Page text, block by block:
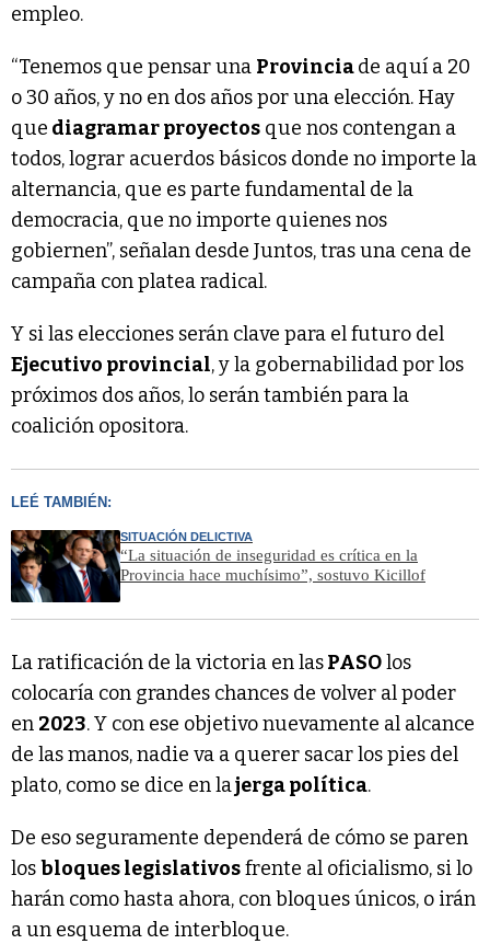
empleo.
“Tenemos que pensar una Provinciade aquí a 20
o 30 años, y no en dos años por una elección. Hay
que diagramar proyectos que nos contengan a
todos, lograr acuerdos básicos donde no importe la
alternancia, que es parte fundamental de la
democracia, que no importe quienes nos
gobiernen”, señalan desde Juntos, tras una cena de
campaña con platea radical.
Y si las elecciones serán clave para el futuro del
Ejecutivo provincial, y la gobernabilidad por los
próximos dos años, lo serán también para la
coalición opositora.
LEÉ TAMBIÉN:
SITUACIÓN DELICTIVA
“La situación de inseguridad es crítica en la
Provincia hace muchísimo”, sostuvo Kicillof
La ratificación de la victoria en lasPASOlos
colocaría con grandes chances de volver al poder
en 2023. Y con ese objetivo nuevamente al alcance
de las manos, nadie va a querer sacar los pies del
plato, como se dice en lajerga política.
De eso seguramente dependerá de cómo se paren
losbloques legislativosfrente al oficialismo, si lo
harán como hasta ahora, con bloques únicos, o irán
a un esquema de interbloque.